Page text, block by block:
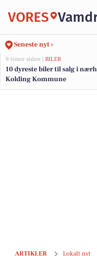
VORES
Seneste nyt ›
9 timer siden | BILER
10 dyreste biler til salg i
Kolding Kommune
ARTIKLER Lokalt nyt
Socialøkonomisk